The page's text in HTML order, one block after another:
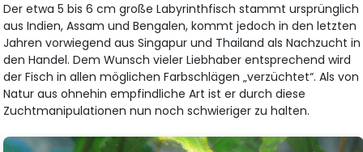
Der etwa 5 bis 6 cm große Labyrinthfisch stammt ursprünglich
aus Indien, Assam und Bengalen, kommt jedoch in den letzten
Jahren vorwiegend aus Singapur und Thailand als Nachzucht in
den Handel. Dem Wunsch vieler Liebhaber entsprechend wird
der Fisch in allen möglichen Farbschlägen „verzüchtet“. Als von
Natur aus ohnehin empfindliche Art ist er durch diese
Zuchtmanipulationen nun noch schwieriger zu halten.